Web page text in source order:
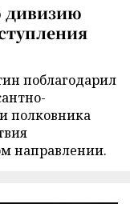
дивизию
поблагодарил
полковника
направлении.